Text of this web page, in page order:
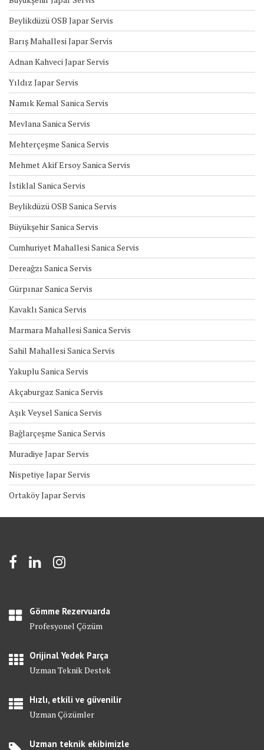
Beylikdüzü OSB Japar Servis
Barış Mahallesi Japar Servis
Adnan Kahveci Japar Servis
Yıldız Japar Servis
Namık Kemal Sanica Servis
Mevlana Sanica Servis
Mehterçeşme Sanica Servis
Mehmet Akif Ersoy Sanica Servis
İstiklal Sanica Servis
Beylikdüzü OSB Sanica Servis
Büyükşehir Sanica Servis
Cumhuriyet Mahallesi Sanica Servis
Dereağzı Sanica Servis
Gürpınar Sanica Servis
Kavaklı Sanica Servis
Marmara Mahallesi Sanica Servis
Sahil Mahallesi Sanica Servis
Yakuplu Sanica Servis
Akçaburgaz Sanica Servis
Aşık Veysel Sanica Servis
Bağlarçeşme Sanica Servis
Muradiye Japar Servis
Nispetiye Japar Servis
Ortaköy Japar Servis
Gömme Rezervuarda
Profesyonel Çözüm
Orijinal Yedek Parça
Uzman Teknik Destek
Hızlı, etkili ve güvenilir
Uzman Çözümler
Uzman teknik ekibimizle